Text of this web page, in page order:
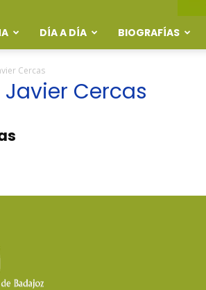
DÍA A DÍA BIOGRAFÍAS
Cercas
Javier Cercas